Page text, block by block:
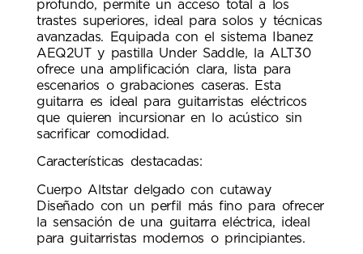
profundo, permite un acceso total a los
trastes superiores, ideal para solos y técnicas
avanzadas. Equipada con el sistema Ibanez
AEQ2UT y pastilla Under Saddle, la ALT30
ofrece una amplificación clara, lista para
escenarios o grabaciones caseras. Esta
guitarra es ideal para guitarristas eléctricos
que quieren incursionar en lo acústico sin
sacrificar comodidad.
Características destacadas:
Cuerpo Altstar delgado con cutaway
Diseñado con un perfil más fino para ofrecer
la sensación de una guitarra eléctrica, ideal
para guitarristas modernos o principiantes.